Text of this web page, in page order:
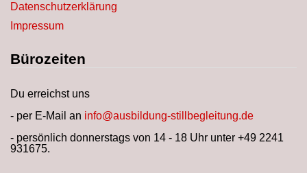
Datenschutzerklärung
Impressum
Bürozeiten
Du erreichst uns
- per E-Mail an info@ausbildung-stillbegleitung.de
- persönlich donnerstags von 14 - 18 Uhr unter +49 2241
931675.